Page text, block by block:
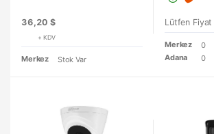
36,20 $
+ KDV
Merkez Stok Var
Lütfen Fiyat
Merkez
0
Adana
0